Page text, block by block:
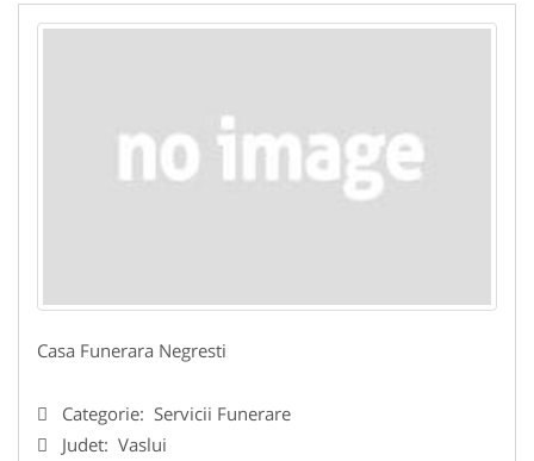
Casa Funerara Negresti
Categorie: Servicii Funerare
Judet: Vaslui